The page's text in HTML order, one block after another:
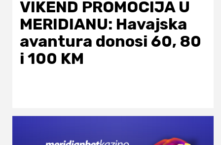
VIKEND PROMOCIJA U
MERIDIANU: Havajska
avantura donosi 60, 80
i 100 KM